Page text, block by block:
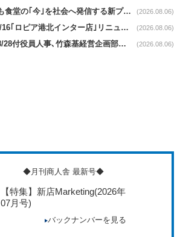
ファミマnews｜こども食堂の｢今｣を社会へ発信する新プロジェクト始動 (2026.08.06)
OICグループnews｜8/16｢ロピア港北インター店｣リニューアル/食品売場拡大 (2026.08.06)
コスモス薬品news｜8/28付役員人事､竹森基経営企画部長が取締役昇格 (2026.08.06)
◆月刊商人舎 最新号◆
【特集】新店Marketing(2026年
07月号)
バックナンバーを見る